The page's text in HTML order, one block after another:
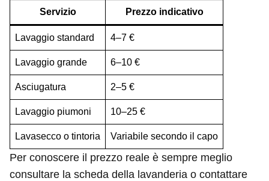
Servizio Prezzo indicativo
Lavaggio standard 4–7 €
Lavaggio grande 6–10 €
Asciugatura 2–5 €
Lavaggio piumoni 10–25 €
Lavasecco o tintoria Variabile secondo il capo
Per conoscere il prezzo reale è sempre meglio
consultare la scheda della lavanderia o contattare